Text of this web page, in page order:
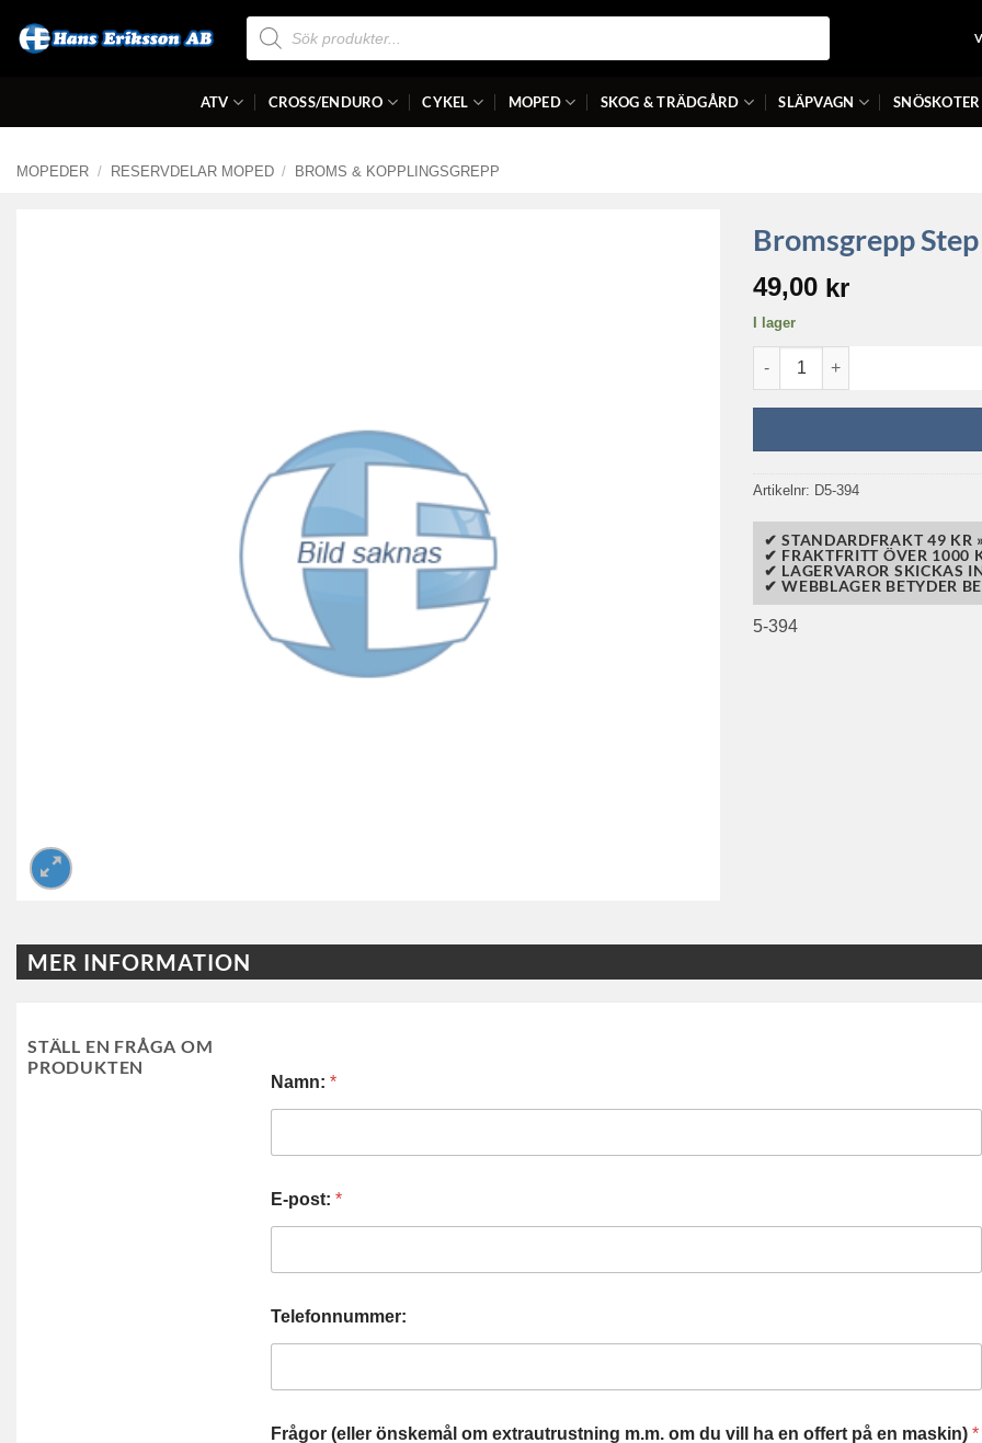
Produktsökning
ATV CROSS/ENDURO CYKEL MOPED SKOG & TRÄDGÅRD SLÄPVAGN SNÖSKOTER
MOPEDER / RESERVDELAR MOPED / BROMS & KOPPLINGSGREPP
Bromsgrepp
49,00 kr
I lager
Bromsgrepp Step II Yamaha
Artikelnr: D5-394
✔ STANDARDFRAKT 49 KR »
✔ FRAKTFRITT ÖVER 1000
✔ LAGERVAROR SKICKAS
✔ WEBBLAGER BETYDER
5-394
MER INFORMATION
STÄLL EN FRÅGA OM
PRODUKTEN
Namn:*
E-post:*
Telefonnummer:
Frågor (eller önskemål om extrautrustning m.m. om du vill ha en offert på en maskin)*